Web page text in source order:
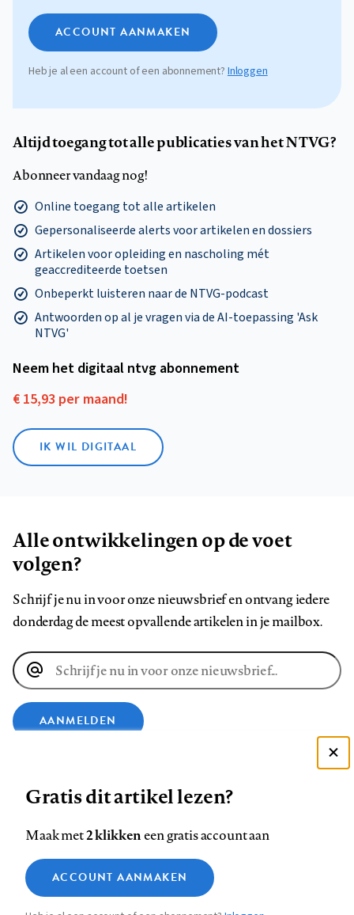
ACCOUNT AANMAKEN
Heb je al een account of een abonnement?Inloggen
Altijd toegang tot alle publicaties van het NTVG?
Abonneer vandaag nog!
Online toegang tot alle artikelen
Gepersonaliseerde alerts voor artikelen en dossiers
Artikelen voor opleiding en nascholing mét
geaccrediteerde toetsen
Onbeperkt luisteren naar de NTVG-podcast
Antwoorden op al je vragen via de AI-toepassing 'Ask
NTVG'
Neem het digitaal ntvg abonnement
€ 15,93 per maand!
IK WIL DIGITAAL
Alle ontwikkelingen op de voet
volgen?
Schrijf je nu in voor onze nieuwsbrief en ontvang iedere
donderdag de meest opvallende artikelen in je mailbox.
E-
mailadres
AANMELDEN
op
Facebook
op
LinkedIn
op
Bluesky
ons
op
InstagramYouTube
Footer
Contact Colofon Disclaimer Privacy
Medische vragen verdienen
betrouwbare antwoorden
Zie onze cookie policy
Analytische cookies
Gratis dit artikel lezen?
Maak met2 klikkeneen gratis account aan
ACCOUNT AANMAKEN